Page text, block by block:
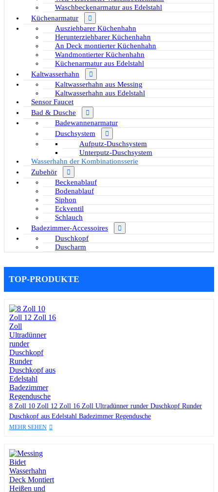
Waschbeckenarmatur aus Edelstahl
Küchenarmatur
Ausziehbarer Küchenhahn
Herunterziehbarer Küchenhahn
An Deck montierter Küchenhahn
Wandmontierter Küchenhahn
Küchenarmatur aus Edelstahl
Kaltwasserhahn
Kaltwasserhahn aus Messing
Kaltwasserhahn aus Edelstahl
Sensor Faucet
Bad & Dusche
Badewannenarmatur
Duschsystem
Aufputz-Duschsystem
Unterputz-Duschsystem
Wasserhahn der Kombinationsserie
Zubehör
Beckenablauf
Bodenablauf
Siphon
Eckventil
Schlauch
Badezimmer-Accessoires
Duschkopf
Duscharm
TOP-PRODUKTE
8 Zoll 10 Zoll 12 Zoll 16 Zoll Ultradünner runder Duschkopf Runder
Duschkopf aus Edelstahl Badezimmer Regendusche
MEHR SEHEN